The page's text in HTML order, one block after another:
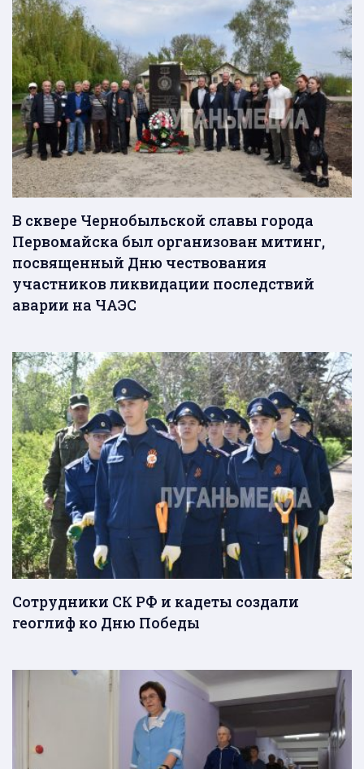
В сквере Чернобыльской славы города
Первомайска был организован митинг,
посвященный Дню чествования
участников ликвидации последствий
аварии на ЧАЭС
Сотрудники СК РФ и кадеты создали
геоглиф ко Дню Победы